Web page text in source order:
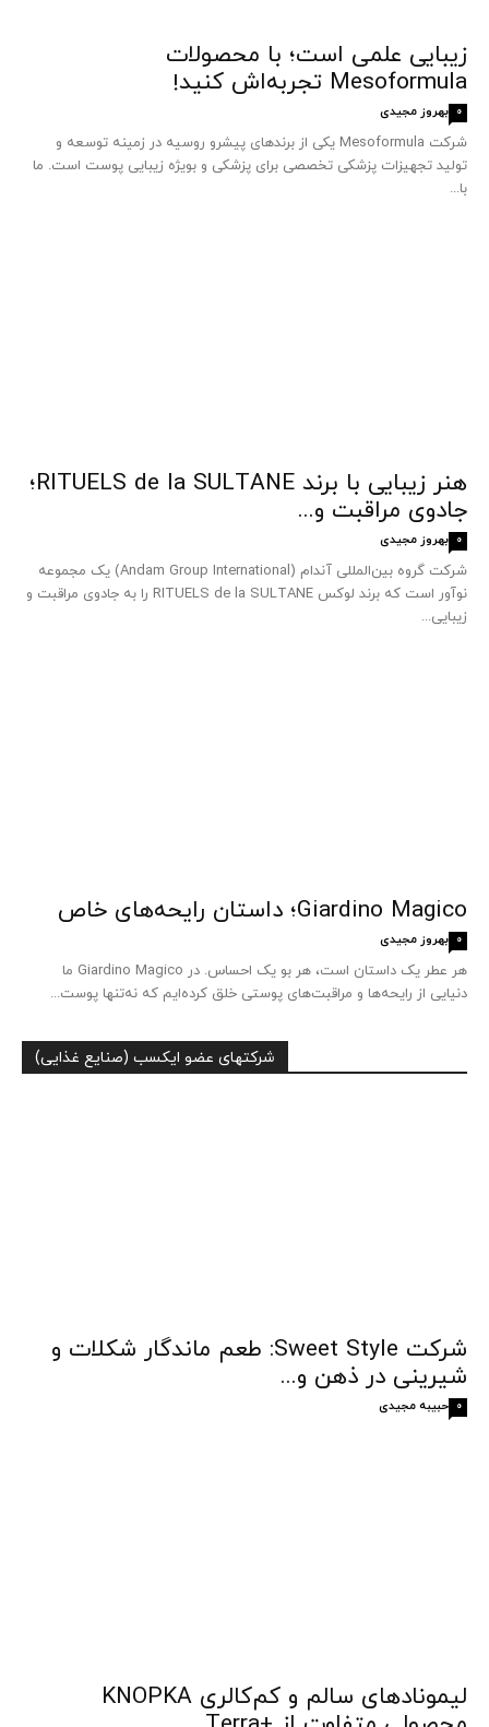
زیبایی علمی است؛ با محصولات
Mesoformula تجربه‌اش کنید!
بهروز مجیدی 0
شرکت Mesoformula یکی از برندهای پیشرو روسیه در زمینه توسعه و
تولید تجهیزات پزشکی تخصصی برای پزشکی و بویژه زیبایی پوست است. ما
با...
هنر زیبایی با برند RITUELS de la SULTANE؛
جادوی مراقبت و...
بهروز مجیدی 0
شرکت گروه بین‌المللی آندام (Andam Group International) یک مجموعه
نوآور است که برند لوکس RITUELS de la SULTANE را به جادوی مراقبت و
زیبایی...
Giardino Magico؛ داستان رایحه‌های خاص
بهروز مجیدی 0
هر عطر یک داستان است، هر بو یک احساس. در Giardino Magico ما
دنیایی از رایحه‌ها و مراقبت‌های پوستی خلق کرده‌ایم که نه‌تنها پوست...
شرکتهای عضو ایکسب (صنایع غذایی)
شرکت Sweet Style: طعم ماندگار شکلات و
شیرینی در ذهن و...
حبیبه مجیدی 0
لیمونادهای سالم و کم‌کالری KNOPKA